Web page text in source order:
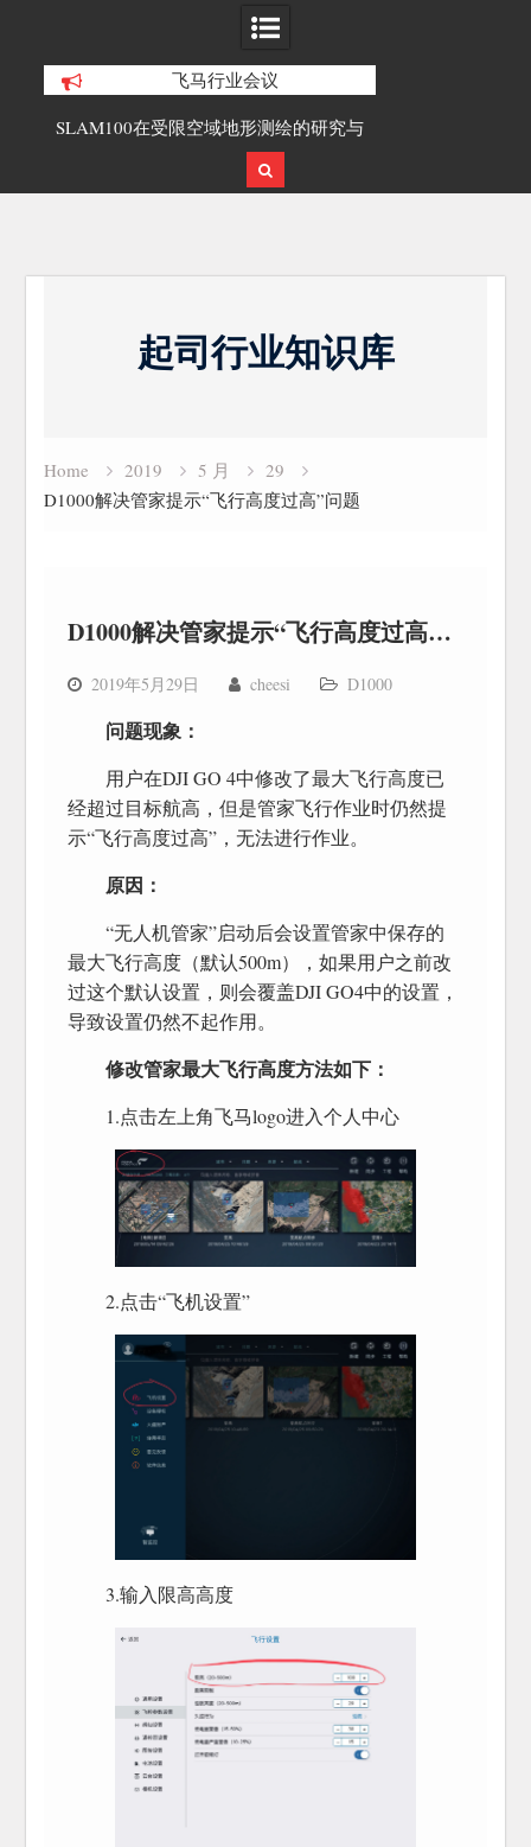
飞马行业会议
SLAM100在受限空域地形测绘的研究与
起司行业知识库
Home 2019 5 月
29
D1000解决管家提示“飞行高度过高”问题
D1000解决管家提示“飞行高度过高”问题
2019年5月29日 cheesi D1000
问题现象：
用户在DJI GO 4中修改了最大飞行高度已
经超过目标航高，但是管家飞行作业时仍然提
示“飞行高度过高”，无法进行作业。
原因：
“无人机管家”启动后会设置管家中保存的
最大飞行高度（默认500m），如果用户之前改
过这个默认设置，则会覆盖DJI GO4中的设置，
导致设置仍然不起作用。
修改管家最大飞行高度方法如下：
1.点击左上角飞马logo进入个人中心
2.点击“飞机设置”
3.输入限高高度